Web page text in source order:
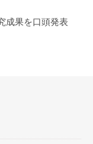
成果を口頭発表